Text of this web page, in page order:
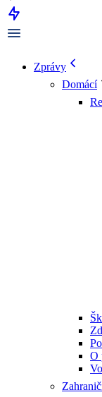
Zprávy
Domácí
O